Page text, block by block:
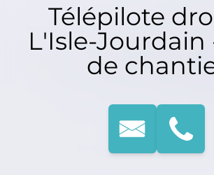
Télépilote
L'Isle-Jourdain
de